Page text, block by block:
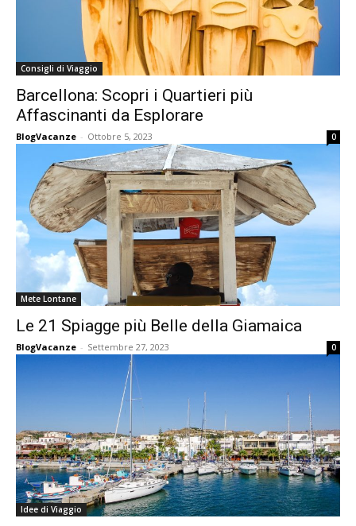
Consigli di Viaggio
Barcellona: Scopri i Quartieri più
Affascinanti da Esplorare
BlogVacanze - Ottobre 5, 2023 0
Mete Lontane
Le 21 Spiagge più Belle della Giamaica
BlogVacanze - Settembre 27, 2023 0
Idee di Viaggio